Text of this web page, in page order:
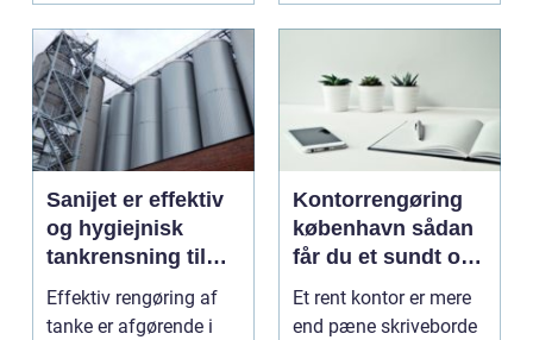
Sanijet er effektiv
og hygiejnisk
tankrensning til
krævende
industrier
Effektiv rengøring af
tanke er afgørende i
Kontorrengøring
københavn sådan
får du et sundt og
præsentabelt
arbejdsmiljø
Et rent kontor er mere
end pæne skriveborde